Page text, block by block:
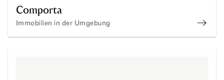
Comporta
Immobilien in der Umgebung